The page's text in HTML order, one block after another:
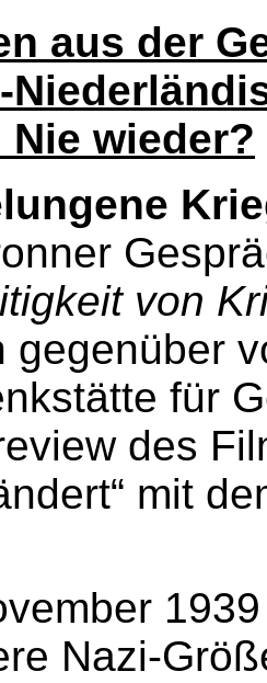
aus der
Nie wieder?
von
gegenüber
für
des
mit
Nazi-